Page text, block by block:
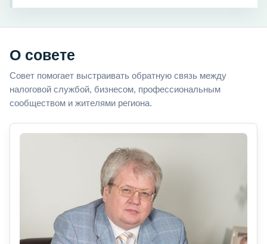
О совете
Совет помогает выстраивать обратную связь между
налоговой службой, бизнесом, профессиональным
сообществом и жителями региона.